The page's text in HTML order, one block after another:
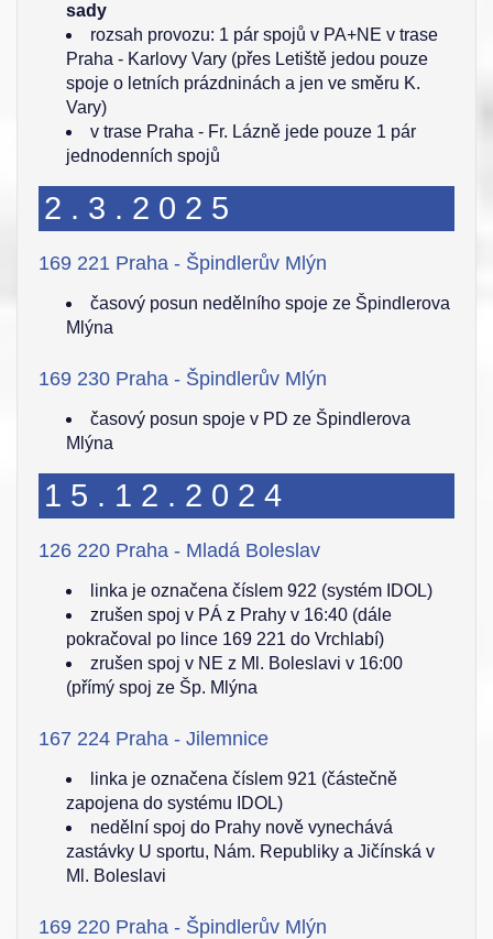
sady
rozsah provozu: 1 pár spojů v PA+NE v trase
Praha - Karlovy Vary (přes Letiště jedou pouze
spoje o letních prázdninách a jen ve směru K.
Vary)
v trase Praha - Fr. Lázně jede pouze 1 pár
jednodenních spojů
2.3.2025
169 221 Praha - Špindlerův Mlýn
časový posun nedělního spoje ze Špindlerova
Mlýna
169 230 Praha - Špindlerův Mlýn
časový posun spoje v PD ze Špindlerova
Mlýna
15.12.2024
126 220 Praha - Mladá Boleslav
linka je označena číslem 922 (systém IDOL)
zrušen spoj v PÁ z Prahy v 16:40 (dále
pokračoval po lince 169 221 do Vrchlabí)
zrušen spoj v NE z Ml. Boleslavi v 16:00
(přímý spoj ze Šp. Mlýna
167 224 Praha - Jilemnice
linka je označena číslem 921 (částečně
zapojena do systému IDOL)
nedělní spoj do Prahy nově vynechává
zastávky U sportu, Nám. Republiky a Jičínská v
Ml. Boleslavi
169 220 Praha - Špindlerův Mlýn